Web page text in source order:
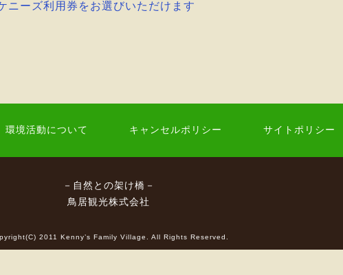
ニーズ利用券をお選びいただけます
環境活動について キャンセルポリシー サイトポリシー
－自然との架け橋－
鳥居観光株式会社
2011 Kenny’s Family Village. All Rights Reserved.